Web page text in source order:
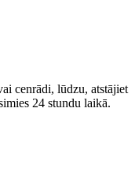
cenrādi, lūdzu, atstājiet
24 stundu laikā.